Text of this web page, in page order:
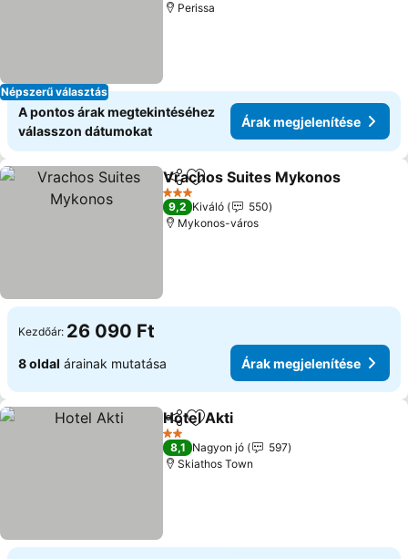
Népszerű választás
Perissa
A pontos árak megtekintéséhez
válasszon dátumokat
Árak megjelenítése
Megosztás
Hozzáadás a kedvencekhez
Vrachos Suites Mykonos
3 Kategória
9,2 Kiváló
550
Mykonos-város
Kezdőár: 26 090 Ft
8 oldal árainak mutatása Árak megjelenítése
Megosztás
Hozzáadás a kedvencekhez
Hotel Akti
2 Kategória
8,1 Nagyon jó
597
Skiathos Town